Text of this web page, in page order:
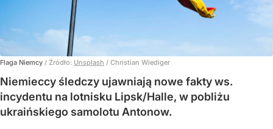
Flaga Niemcy / Źródło: Unsplash / Christian Wiediger
Niemieccy śledczy ujawniają nowe fakty ws.
incydentu na lotnisku Lipsk/Halle, w pobliżu
ukraińskiego samolotu Antonow.